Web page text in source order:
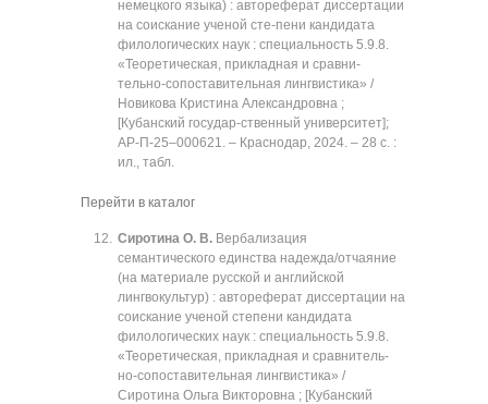
немецкого языка) : автореферат диссертации
на соискание ученой сте-пени кандидата
филологических наук : специальность 5.9.8.
«Теоретическая, прикладная и сравни-
тельно-сопоставительная лингвистика» /
Новикова Кристина Александровна ;
[Кубанский государ-ственный университет];
АР-П-25‒000621. ‒ Краснодар, 2024. ‒ 28 с. :
ил., табл.
Перейти в каталог
Сиротина О. В. Вербализация
семантического единства надежда/отчаяние
(на материале русской и английской
лингвокультур) : автореферат диссертации на
соискание ученой степени кандидата
филологических наук : специальность 5.9.8.
«Теоретическая, прикладная и сравнитель-
но-сопоставительная лингвистика» /
Сиротина Ольга Викторовна ; [Кубанский